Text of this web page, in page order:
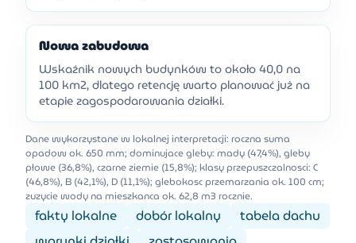
Nowa zabudowa
Wskaźnik nowych budynków to około 40,0 na
100 km2, dlatego retencję warto planować już na
etapie zagospodarowania działki.
Dane wykorzystane w lokalnej interpretacji: roczna suma
opadow ok. 650 mm; dominujace gleby: mady (47,4%), gleby
płowe (36,8%), czarne ziemie (15,8%); klasy przepuszczalnosci: C
(46,8%), B (42,1%), D (11,1%); glebokosc przemarzania ok. 100 cm;
zuzycie wody na mieszkanca ok. 62,8 m3 rocznie.
fakty lokalne dobór lokalny
tabela dachu